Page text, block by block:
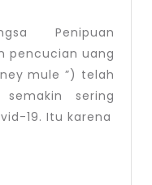
Uang
Penipuan
pencucian uang
mule ”) telah
sering
19. Itu karena